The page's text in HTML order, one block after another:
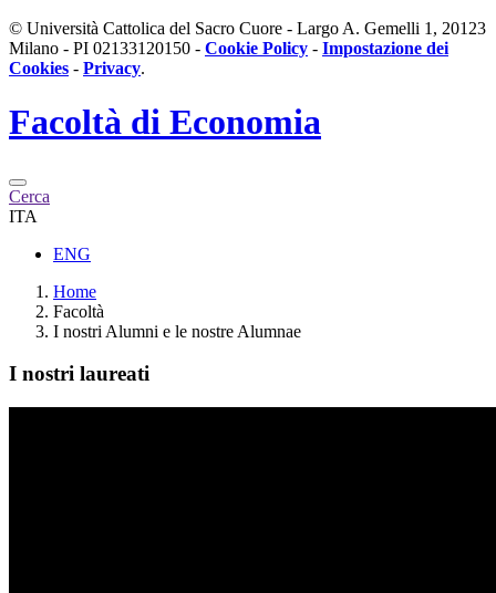
© Università Cattolica del Sacro Cuore - Largo A. Gemelli 1, 20123
Milano - PI 02133120150 - Cookie Policy - Impostazione dei
Cookies - Privacy.
Facoltà di Economia
Cerca
ITA
ENG
Home
Facoltà
I nostri Alumni e le nostre Alumnae
I nostri laureati